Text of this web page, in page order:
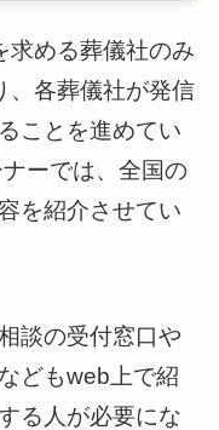
求める葬儀社のみ
、各葬儀社が発信
ことを進めてい
ーでは、全国の
を紹介させてい
談の受付窓口や
どもweb上で紹
る人が必要にな